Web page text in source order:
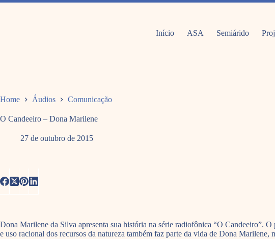
Pular
Início ASA Semiárido
Home Áudios Comunicação
O Candeeiro – Dona Marilene
27 de outubro de 2015
Dona Marilene da Silva apresenta sua história na série radiofônica “O Candeeiro”.
e uso racional dos recursos da natureza também faz parte da vida de Dona